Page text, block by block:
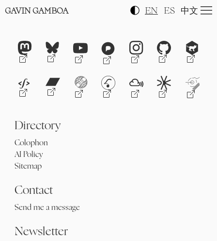
GAVIN GAMBOA EN ES 中文
Directory
Colophon
AI Policy
Sitemap
Contact
Send me a message
Newsletter